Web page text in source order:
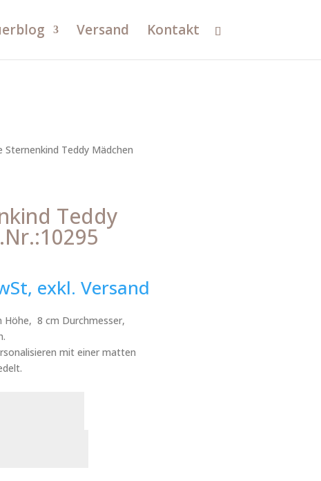
Versand Kontakt
Teddy Mädchen
Teddy
exkl. Versand
Höhe, 8 cm Durchmesser,
mit einer matten